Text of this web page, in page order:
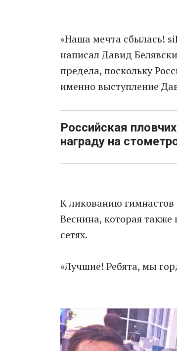
«Наша мечта сбылась!
написал Давид
предела, поскольку
именно выступление
Российская
награду на
К ликованию гимнастов
Веснина, которая
сетях.
«Лучшие! Ребята, мы